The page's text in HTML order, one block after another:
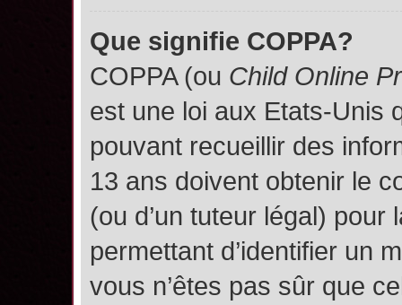
Que signifie COPPA?
COPPA (ou Child Online
est une loi aux Etats-Unis
pouvant recueillir des
13 ans doivent obtenir le
(ou d’un tuteur légal)
permettant d’identifier un
vous n’êtes pas sûr que